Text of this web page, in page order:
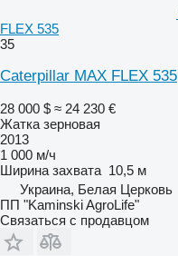
FLEX 535
35
Caterpillar MAX FLEX 535
28 000 $ ≈ 24 230 €
Жатка зерновая
2013
1 000 м/ч
Ширина захвата 10,5 м
Украина, Белая Церковь
ПП "Kaminski AgroLife"
Связаться с продавцом